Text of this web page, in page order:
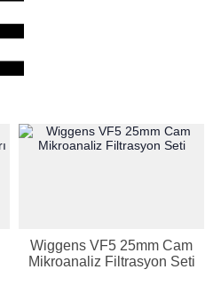
Wiggens VF5 25mm Cam
Mikroanaliz Filtrasyon Seti